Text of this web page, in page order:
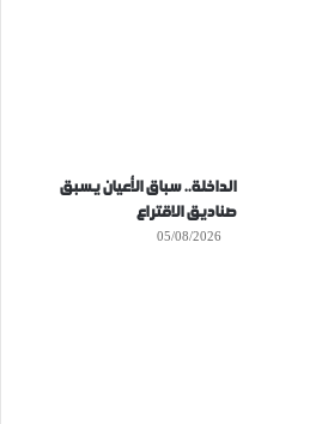
الداخلة.. سباق الأعيان يسبق
صناديق الاقتراع
05/08/2026